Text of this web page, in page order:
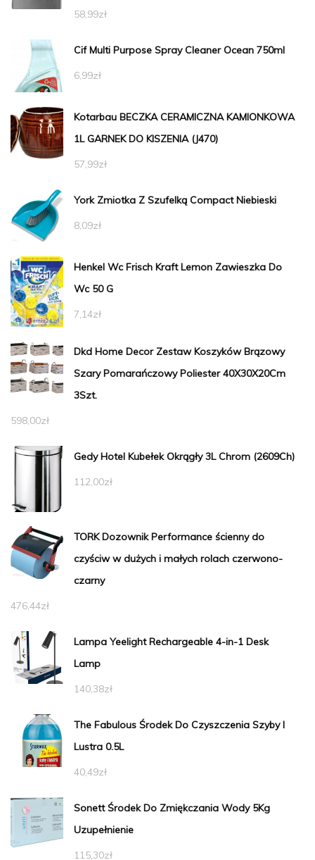
58,99zł
Cif Multi Purpose Spray Cleaner Ocean 750ml
6,99zł
Kotarbau BECZKA CERAMICZNA KAMIONKOWA
1L GARNEK DO KISZENIA (J470)
57,99zł
York Zmiotka Z Szufelką Compact Niebieski
8,09zł
Henkel Wc Frisch Kraft Lemon Zawieszka Do
Wc 50 G
7,14zł
Dkd Home Decor Zestaw Koszyków Brązowy
Szary Pomarańczowy Poliester 40X30X20Cm
3Szt.
598,00zł
Gedy Hotel Kubełek Okrągły 3L Chrom (2609Ch)
112,00zł
TORK Dozownik Performance ścienny do
czyściw w dużych i małych rolach czerwono-
czarny
476,44zł
Lampa Yeelight Rechargeable 4-in-1 Desk
Lamp
140,38zł
The Fabulous Środek Do Czyszczenia Szyby I
Lustra 0.5L
40,49zł
Sonett Środek Do Zmiękczania Wody 5Kg
Uzupełnienie
115,30zł